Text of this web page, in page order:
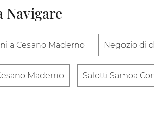
Navigare
a Cesano Maderno Negozio di
Maderno Salotti Samoa